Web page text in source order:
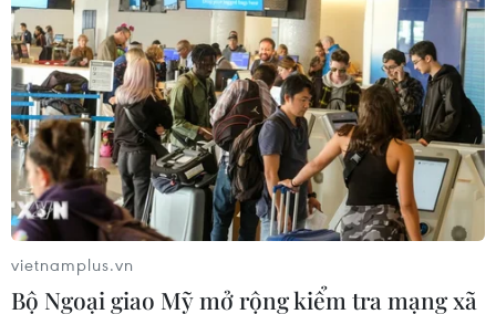
#Panasonic #Sanyo
#Tivi plasma
#Màn hình tinh thể lỏng
Theo dõi VietnamPlus
vietnamplus.vn
Bộ Ngoại giao Mỹ mở rộng kiểm tra mạng xã